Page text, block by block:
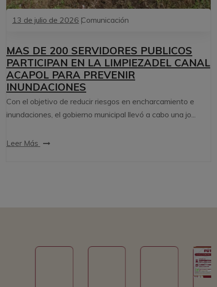
13 de julio de 2026 Comunicación
MAS DE 200 SERVIDORES PUBLICOS
PARTICIPAN EN LA LIMPIEZADEL CANAL
ACAPOL PARA PREVENIR
INUNDACIONES
Con el objetivo de reducir riesgos en encharcamiento e
inundaciones, el gobierno municipal llevó a cabo una jo...
Leer Más